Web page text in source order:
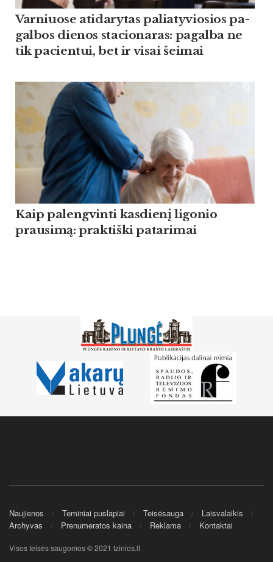
Var­niuo­se ati­da­ry­tas pa­lia­ty­vio­sios pa­
gal­bos die­nos sta­cio­na­ras: pa­gal­ba ne
tik pa­cien­tui, bet ir vi­sai šei­mai
Kaip palengvinti kasdienį ligonio
prausimą: praktiški patarimai
Naujienos Teminiai puslapiai Teisėsauga
Laisvalaikis
Archyvas
Prenumeratos kaina Reklama Kontaktai
Visos teisės saugomos © 2021 tzinios.lt